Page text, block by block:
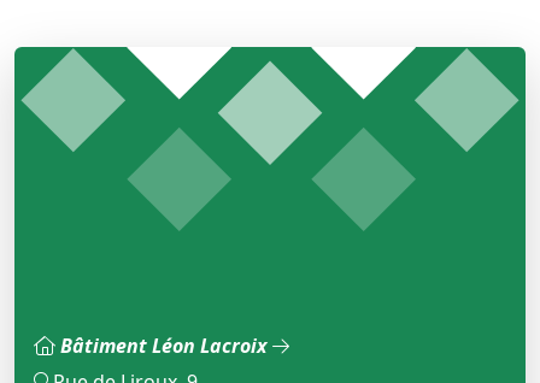
Bâtiment Léon Lacroix